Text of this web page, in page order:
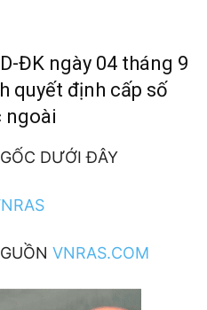
ĐK ngày 04 tháng 9
quyết định cấp số
ngoài
DƯỚI ĐÂY
VNRAS.COM